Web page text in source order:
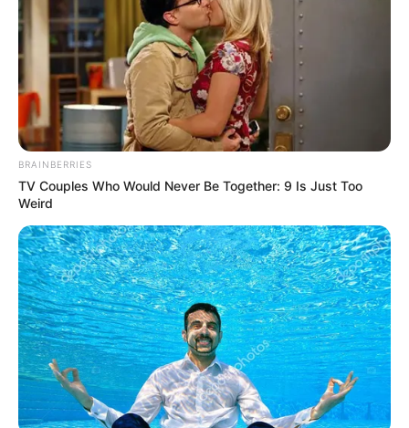
Simo
Kostenlose App zum Anschauen von CBS-
SendungenMit der kostenlosen CBS-App für Android
können Sie die neuesten Episoden all Ihrer
Lieblingssendungen von CBS ansehen, nachdem sie
ausgestrahlt wurden. Um jedoch Live-TV zu sehen und
die Anzahl der Werbeeinblendungen zu reduzieren,
benötigen Sie ein Abonn
READ MORE
BRAINBERRIES
TV Couples Who Would Never Be Together: 9 Is Just Too
Weird